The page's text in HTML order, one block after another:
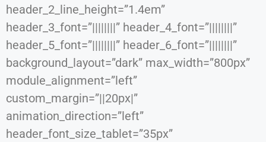
header_2_line_height=”1.4em”
header_3_font=”||||||||” header_4_font=”||||||||”
header_5_font=”||||||||” header_6_font=”||||||||”
background_layout=”dark” max_width=”800px”
module_alignment=”left”
custom_margin=”||20px|”
animation_direction=”left”
header_font_size_tablet=”35px”